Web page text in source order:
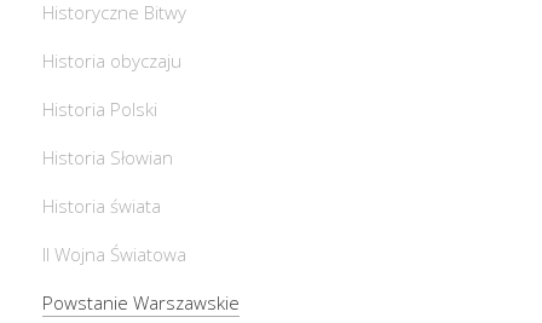
Historyczne Bitwy
Historia obyczaju
Historia Polski
Historia Słowian
Historia świata
II Wojna Światowa
Powstanie Warszawskie